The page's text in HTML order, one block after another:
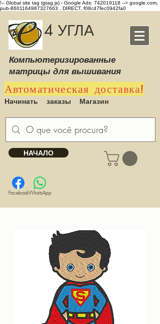
!-- Global site tag (gtag.js) - Google Ads: 742019118 --> google.com,
pub-8601164987327663 , DIRECT, f08c47fec0942fa0
4 УГЛА
Компьютеризированные
матрицы для вышивания
Автоматическая доставка!
Начинать заказы Магазин
НАЧАЛО
FacebookWhatsApp